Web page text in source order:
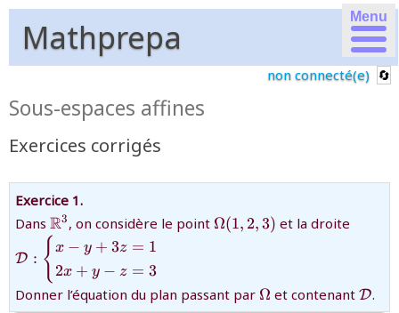
Menu
Mathprepa
non connecté(e)
Sous-espaces affines
Exercices corrigés
Exercice 1.
Dans \mathbb{R}^3
R3 , on considère le point {\Omega(1,2,3)}
Ω(1, 2,3) et la droite
D : { x − y + 3z = 1
2x + y − z = 3
Donner l’équation du plan passant par {\Omega}
Ω et contenant D.